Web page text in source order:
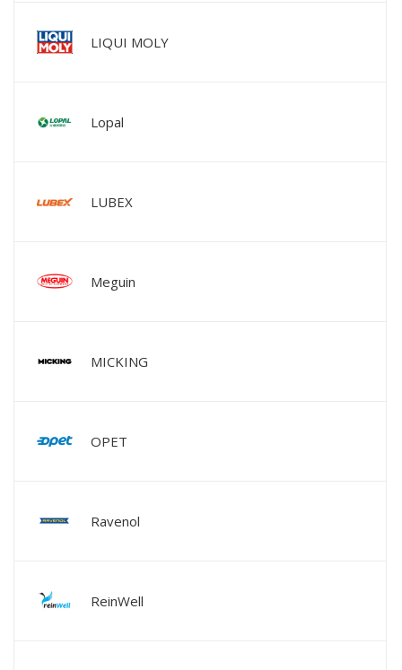
LIQUI MOLY
Lopal
LUBEX
Meguin
MICKING
OPET
Ravenol
ReinWell